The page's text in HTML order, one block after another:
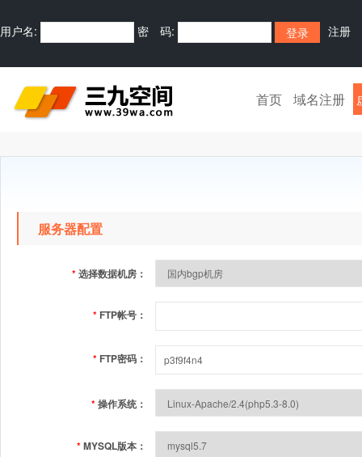
用户名: 密 码: 注册
首页 域名注册
服务器配置
*选择数据机房：
* FTP帐号：
* FTP密码：
*操作系统：
*MYSQL版本：